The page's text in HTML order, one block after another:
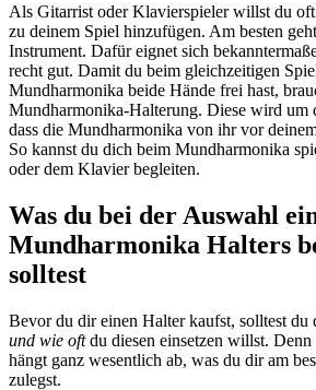
Als Gitarrist oder Klavierspieler willst du
zu deinem Spiel hinzufügen. Am besten
Instrument. Dafür eignet sich
recht gut. Damit du beim gleichzeitigen
Mundharmonika beide Hände frei hast,
Mundharmonika-Halterung. Diese wird um
dass die Mundharmonika von ihr vor
So kannst du dich beim Mundharmonika
oder dem Klavier begleiten.
Was du bei der Auswahl
Mundharmonika Halters
solltest
Bevor du dir einen Halter kaufst, solltest du
und wie oftdu diesen einsetzen willst. Denn
hängt ganz wesentlich ab, was du dir am
zulegst.